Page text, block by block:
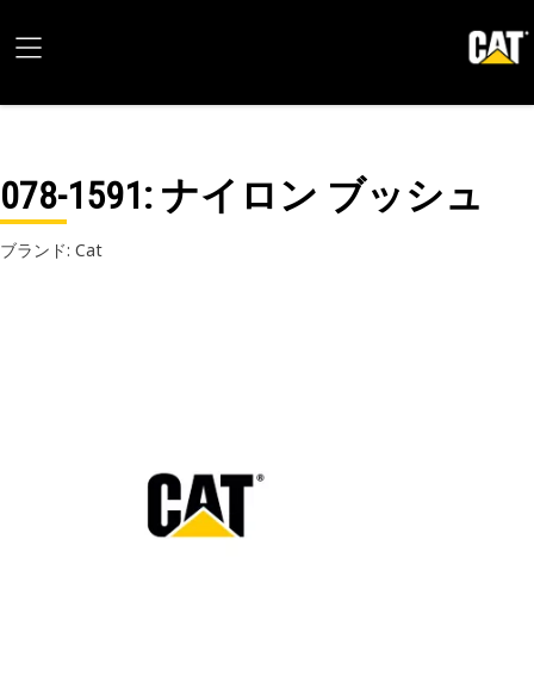
078-1591: ナイロン ブッシュ
ブランド: Cat